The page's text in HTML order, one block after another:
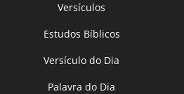
Versículos
Estudos Bíblicos
Versículo do Dia
Palavra do Dia